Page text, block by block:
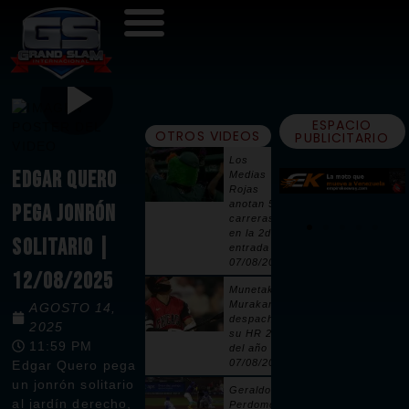
EDGAR QUERO
PEGA JONRÓN
SOLITARIO |
12/08/2025
AGOSTO 14,
2025
11:59 PM
Edgar Quero pega
un jonrón solitario
al jardín derecho,
OTROS VIDEOS
Los
Medias
Rojas
anotan 5
carreras
en la 2da
entrada |
07/08/2026
Munetaka
Murakami
despacha
su HR 25
del año |
07/08/2026
Geraldo
Perdomo
ESPACIO
PUBLICITARIO